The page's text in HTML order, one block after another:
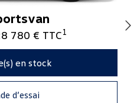
780 € TTC1
en stock
d’essai